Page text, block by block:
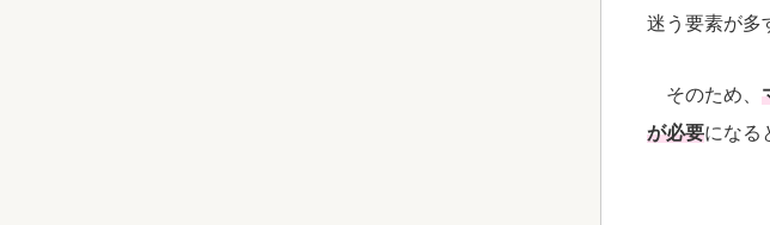
迷う要素が多
そのため、
が必要になる